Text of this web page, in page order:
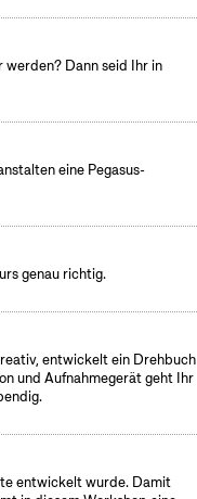
Dann seid Ihr in
eine Pegasus-
genau richtig.
entwickelt ein Drehbuch
und Aufnahmegerät geht Ihr
entwickelt wurde. Damit